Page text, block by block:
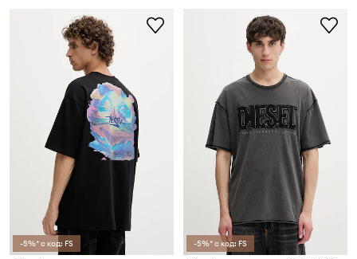
-5%* с код: FS -5%* с код: FS